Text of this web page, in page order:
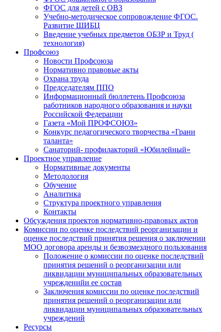
ФГОС для детей с ОВЗ
Учебно-методическое сопровождение ФГОС.
Развитие ШИБЦ
Введение учебных предметов ОБЗР и Труд (
технология)
Профсоюз
Новости Профсоюза
Нормативно правовые акты
Охрана труда
Председателям ППО
Информационный бюллетень Профсоюза
работников народного образования и науки
Российской Федерации
Газета «Мой ПРОФСОЮЗ»
Конкурс педагогического творчества «Грани
таланта»
Санаторий- профилакторий «Юбилейный»
Проектное управление
Нормативные документы
Методология
Обучение
Аналитика
Структура проектного управления
Контакты
Обсуждения проектов нормативно-правовых актов
Комиссии по оценке последствий реорганизации и
оценке последствий принятия решения о заключении
МОО договора аренды и безвозмездного пользования
Положение о комиссии по оценке последствий
принятия решений о реорганизации или
ликвидации муниципальных образовательных
учрежденийи ее состав
Заключения комиссии по оценке последствий
принятия решений о реорганизации или
ликвидации муниципальных образовательных
учреждений
Ресурсы